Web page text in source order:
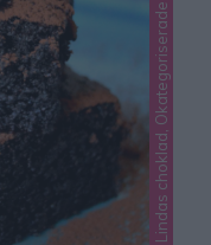
Lindas choklad, Okategoriserade